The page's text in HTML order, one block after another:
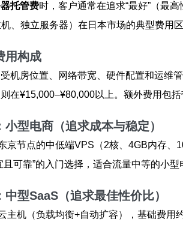
托管费时，客户通常在追求“最好”（最
机、独立服务器）在日本市场的典型费用
用构成
机房位置、网络带宽、硬件配置和运维
在¥15,000–¥80,000以上。额外费用包
型电商（追求成本与稳定）
京节点的中低端VPS（2核、4GB内存
可靠”的入门选择，适合流量中等的小型
型SaaS（追求最佳性价比）
主机（负载均衡+自动扩容），基础费用